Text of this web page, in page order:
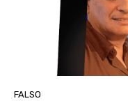
FALSO